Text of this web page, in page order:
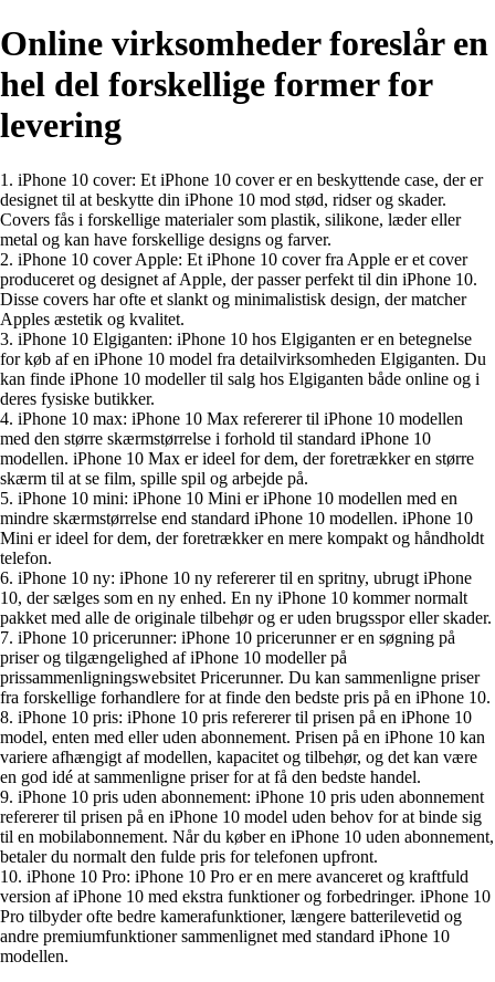
Online virksomheder foreslår en
hel del forskellige former for
levering
1. iPhone 10 cover: Et iPhone 10 cover er en beskyttende case, der er
designet til at beskytte din iPhone 10 mod stød, ridser og skader.
Covers fås i forskellige materialer som plastik, silikone, læder eller
metal og kan have forskellige designs og farver.
2. iPhone 10 cover Apple: Et iPhone 10 cover fra Apple er et cover
produceret og designet af Apple, der passer perfekt til din iPhone 10.
Disse covers har ofte et slankt og minimalistisk design, der matcher
Apples æstetik og kvalitet.
3. iPhone 10 Elgiganten: iPhone 10 hos Elgiganten er en betegnelse
for køb af en iPhone 10 model fra detailvirksomheden Elgiganten. Du
kan finde iPhone 10 modeller til salg hos Elgiganten både online og i
deres fysiske butikker.
4. iPhone 10 max: iPhone 10 Max refererer til iPhone 10 modellen
med den større skærmstørrelse i forhold til standard iPhone 10
modellen. iPhone 10 Max er ideel for dem, der foretrækker en større
skærm til at se film, spille spil og arbejde på.
5. iPhone 10 mini: iPhone 10 Mini er iPhone 10 modellen med en
mindre skærmstørrelse end standard iPhone 10 modellen. iPhone 10
Mini er ideel for dem, der foretrækker en mere kompakt og håndholdt
telefon.
6. iPhone 10 ny: iPhone 10 ny refererer til en spritny, ubrugt iPhone
10, der sælges som en ny enhed. En ny iPhone 10 kommer normalt
pakket med alle de originale tilbehør og er uden brugsspor eller skader.
7. iPhone 10 pricerunner: iPhone 10 pricerunner er en søgning på
priser og tilgængelighed af iPhone 10 modeller på
prissammenligningswebsitet Pricerunner. Du kan sammenligne priser
fra forskellige forhandlere for at finde den bedste pris på en iPhone 10.
8. iPhone 10 pris: iPhone 10 pris refererer til prisen på en iPhone 10
model, enten med eller uden abonnement. Prisen på en iPhone 10 kan
variere afhængigt af modellen, kapacitet og tilbehør, og det kan være
en god idé at sammenligne priser for at få den bedste handel.
9. iPhone 10 pris uden abonnement: iPhone 10 pris uden abonnement
refererer til prisen på en iPhone 10 model uden behov for at binde sig
til en mobilabonnement. Når du køber en iPhone 10 uden abonnement,
betaler du normalt den fulde pris for telefonen upfront.
10. iPhone 10 Pro: iPhone 10 Pro er en mere avanceret og kraftfuld
version af iPhone 10 med ekstra funktioner og forbedringer. iPhone 10
Pro tilbyder ofte bedre kamerafunktioner, længere batterilevetid og
andre premiumfunktioner sammenlignet med standard iPhone 10
modellen.